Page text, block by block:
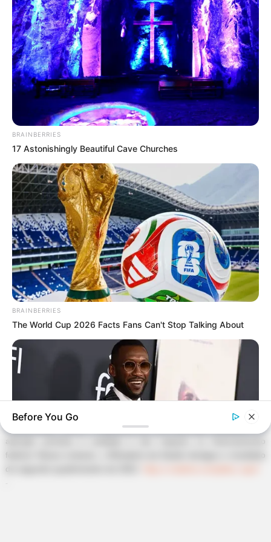
já está disponível
Previne Brasil, programa de financiamento da
APS.
—Foto/Reprodução.
Acada quatro meses, o desempenho dos municípios brasileiros na
BRAINBERRIES
17 Astonishingly Beautiful Cave Churches
BRAINBERRIES
The World Cup 2026 Facts Fans Can't Stop Talking About
Before You Go